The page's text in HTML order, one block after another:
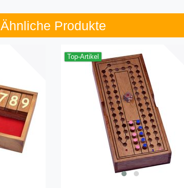
Ähnliche Produkte
Top-Artikel